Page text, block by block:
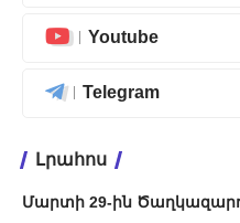
Youtube
Telegram
Լրահոս
Մարտի 29-ին